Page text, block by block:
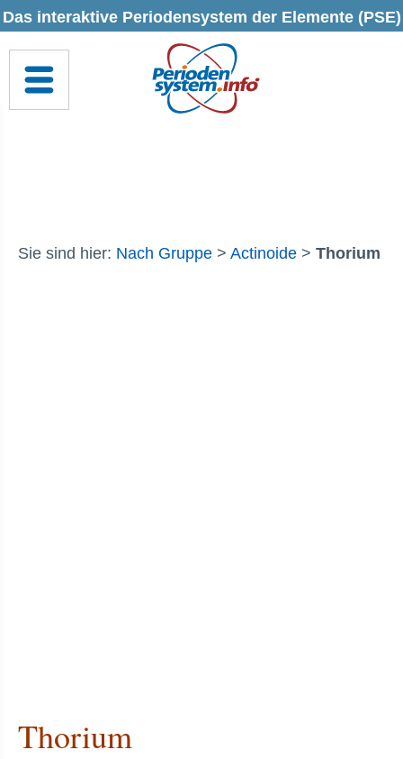
Das interaktive Periodensystem der Elemente (PSE)
Sie sind hier: Nach Gruppe > Actinoide > Thorium
Thorium